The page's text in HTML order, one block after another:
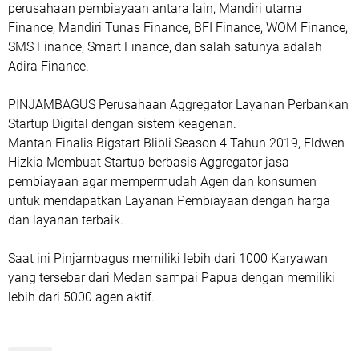
perusahaan pembiayaan antara lain, Mandiri utama
Finance, Mandiri Tunas Finance, BFI Finance, WOM Finance,
SMS Finance, Smart Finance, dan salah satunya adalah
Adira Finance.
PINJAMBAGUS Perusahaan Aggregator Layanan Perbankan
Startup Digital dengan sistem keagenan.
Mantan Finalis Bigstart Blibli Season 4 Tahun 2019, Eldwen
Hizkia Membuat Startup berbasis Aggregator jasa
pembiayaan agar mempermudah Agen dan konsumen
untuk mendapatkan Layanan Pembiayaan dengan harga
dan layanan terbaik.
Saat ini Pinjambagus memiliki lebih dari 1000 Karyawan
yang tersebar dari Medan sampai Papua dengan memiliki
lebih dari 5000 agen aktif.